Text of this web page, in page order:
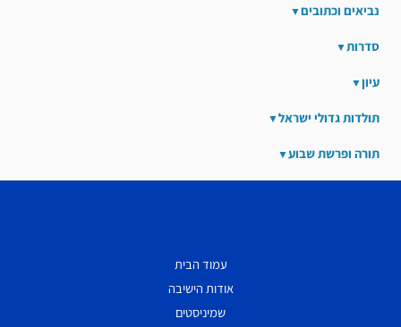
נביאים וכתובים
סדרות
עיון
תולדות גדולי ישראל
תורה ופרשת שבוע
עמוד הבית
אודות הישיבה
שמיניסטים